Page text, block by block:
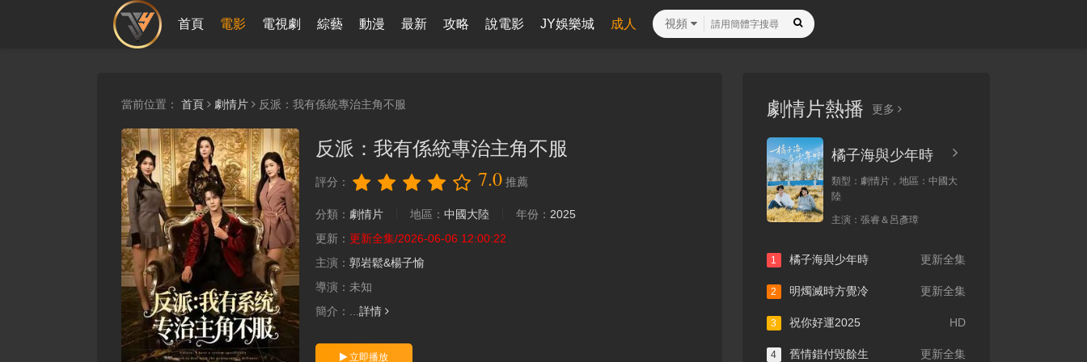
首頁 電影 電視劇 綜藝 動漫 最新 攻略 說電影 JY娛樂城 成人 視頻
當前位置： 首頁 劇情片 反派：我有係統專治主角不服
反派：我有係統專治主角不服
評分： 7.0 推薦
分類： 劇情片 地區： 中國大陸 年份： 2025
更新： 更新全集/2026-06-06 12:00:22
主演： 郭岩鬆&楊子愉
導演： 未知
簡介：
詳情
立即播放
劇情片熱播 更多
橘子海與少年時
類型： 劇情片， 地區： 中國大
陸
主演： 張睿＆呂彥璋
更新全集
1 橘子海與少年時
更新全集
2 明燭滅時方覺冷
HD
3 祝你好運2025
更新全集
4 舊情錯付毀餘生